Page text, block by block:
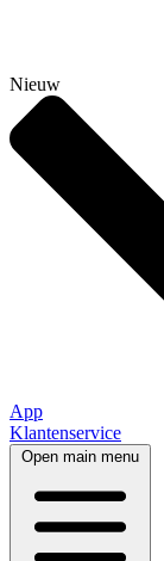
Nieuw
App
Klantenservice
Open main menu